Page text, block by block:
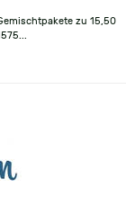
zu 15,50